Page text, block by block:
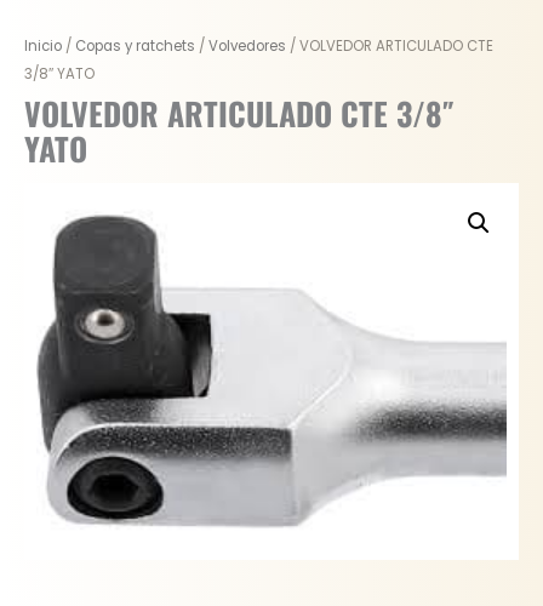
Inicio / Copas y ratchets /Volvedores / VOLVEDOR ARTICULADO CTE
3/8″ YATO
VOLVEDOR ARTICULADO CTE 3/8″
YATO
Original
price
was:
$ 36.200.
Current
price
is:
$ 27.150.
VOLVEDOR
ARTICULADO
CTE
3/8"
YATO